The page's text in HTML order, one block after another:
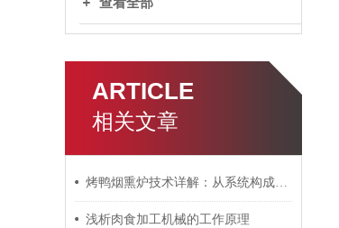
查看全部
ARTICLE
相关文章
烤鸭烟熏炉技术详解：从系统构成到工艺控制
浅析肉食加工机械的工作原理